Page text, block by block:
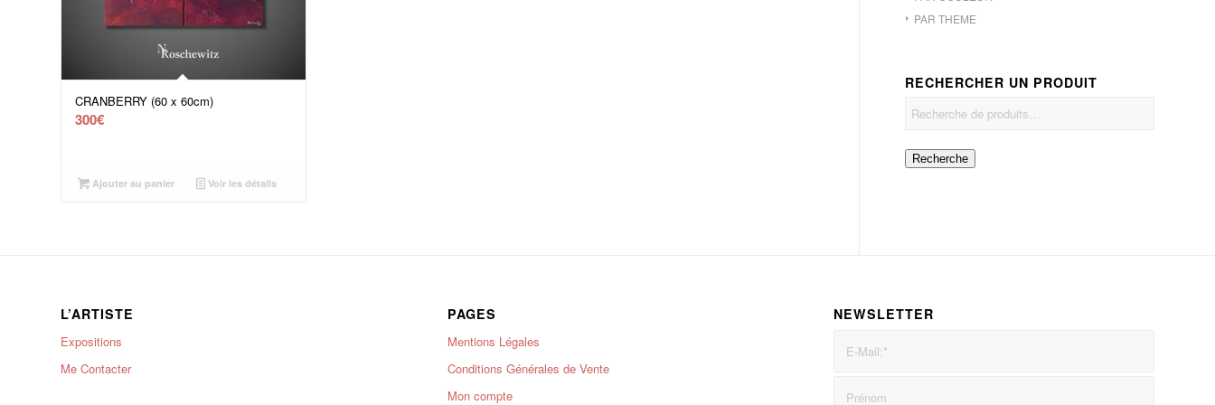
CRANBERRY (60 x 60cm)
300€
Ajouter au panier Voir les détails
PAR THEME
RECHERCHER UN PRODUIT
Recherche
L’ARTISTE
Expositions
Me Contacter
PAGES
Mentions Légales
Conditions Générales de Vente
Mon compte
NEWSLETTER